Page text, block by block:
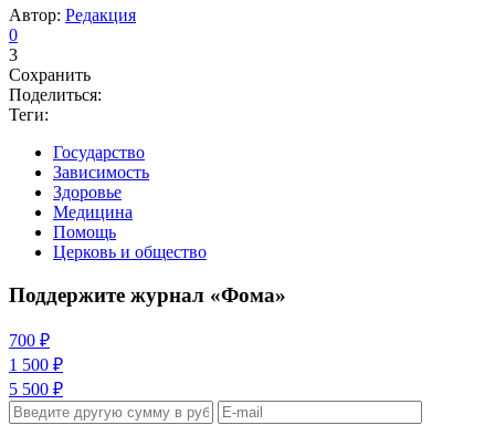
Автор: Редакция
0
3
Сохранить
Поделиться:
Теги:
Государство
Зависимость
Здоровье
Медицина
Помощь
Церковь и общество
Поддержите журнал «Фома»
700 ₽
1 500 ₽
5 500 ₽